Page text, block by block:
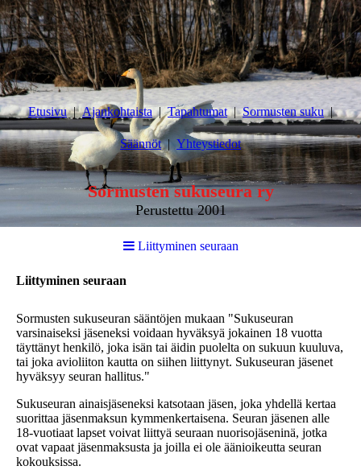
Etusivu Ajankohtaista Tapahtumat Sormusten suku
Säännöt Yhteystiedot
Sormusten sukuseura ry
Perustettu 2001
Liittyminen seuraan
Liittyminen seuraan
Sormusten sukuseuran sääntöjen mukaan "Sukuseuran
varsinaiseksi jäseneksi voidaan hyväksyä jokainen 18 vuotta
täyttänyt henkilö, joka isän tai äidin puolelta on sukuun kuuluva,
tai joka avioliiton kautta on siihen liittynyt. Sukuseuran jäsenet
hyväksyy seuran hallitus."
Sukuseuran ainaisjäseneksi katsotaan jäsen, joka yhdellä kertaa
suorittaa jäsenmaksun kymmenkertaisena. Seuran jäsenen alle
18-vuotiaat lapset voivat liittyä seuraan nuorisojäseninä, jotka
ovat vapaat jäsenmaksusta ja joilla ei ole äänioikeutta seuran
kokouksissa.